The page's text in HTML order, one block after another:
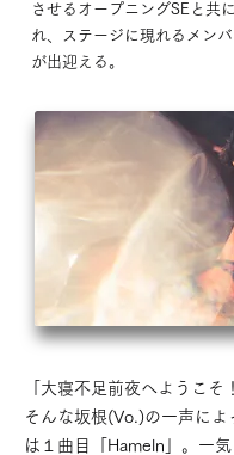
させるオープニングSEと共
れ、ステージに現れるメン
が出迎える。
「大寝不足前夜へようこそ
そんな坂根(Vo.)の一声によ
は１曲目「Hameln」。一